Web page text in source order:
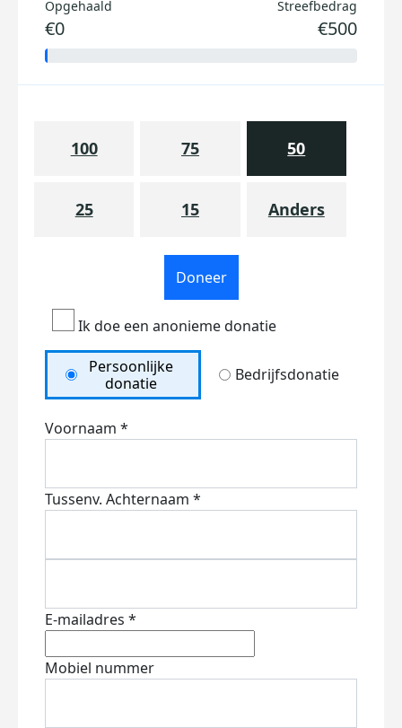
Opgehaald
€0
Streefbedrag
€500
100 75 50
25 15 Anders
Doneer
Ik doe een anonieme donatie
Persoonlijke
donatie
Bedrijfsdonatie
Voornaam *
Tussenv. Achternaam *
E-mailadres *
Mobiel nummer